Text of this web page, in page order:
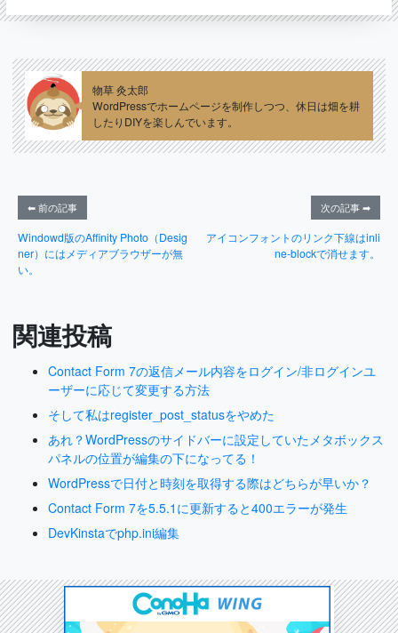
物草 灸太郎
WordPressでホームページを制作しつつ、休日は畑を耕
したりDIYを楽しんでいます。
⬅ 前の記事
Windowd版のAffinity Photo（Desig
ner）にはメディアブラウザーが無
い。
次の記事 ➡
アイコンフォントのリンク下線はinli
ne-blockで消せます。
関連投稿
Contact Form 7の返信メール内容をログイン/非ログインユ
ーザーに応じて変更する方法
そして私はregister_post_statusをやめた
あれ？WordPressのサイドバーに設定していたメタボックス
パネルの位置が編集の下になってる！
WordPressで日付と時刻を取得する際はどちらが早いか？
Contact Form 7を5.5.1に更新すると400エラーが発生
DevKinstaでphp.ini編集